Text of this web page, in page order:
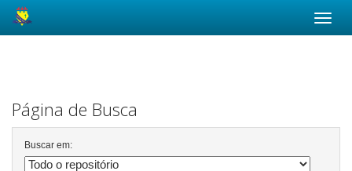
Página de Busca
Buscar em: